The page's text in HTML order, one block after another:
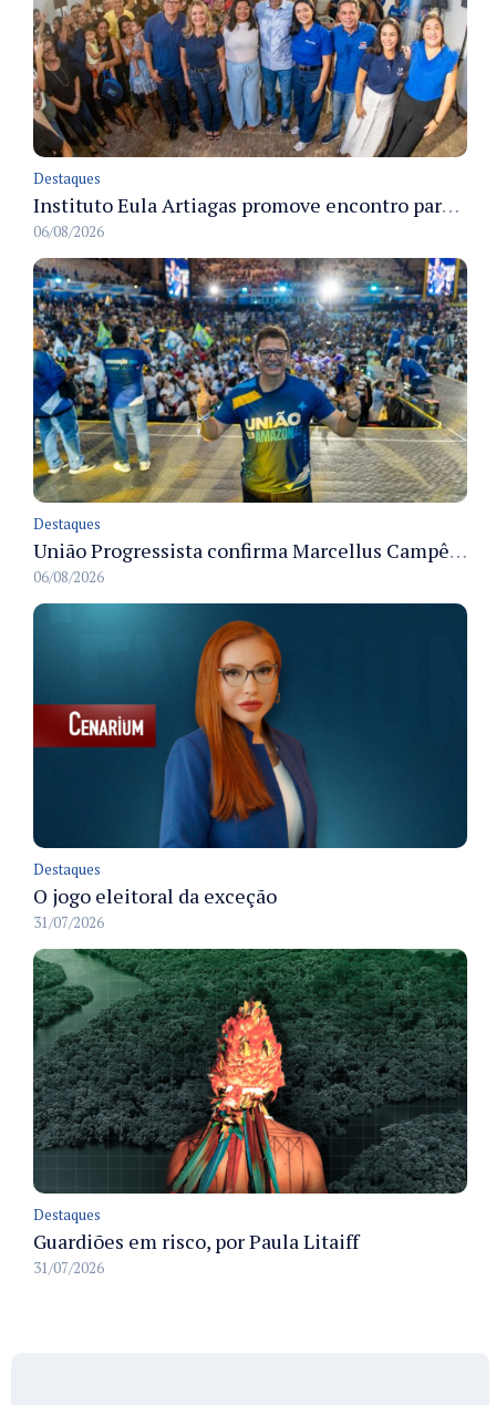
Destaques
Instituto Eula Artiagas promove encontro para discutir melhorias para o bairro Petrópolis
06/08/2026
Destaques
União Progressista confirma Marcellus Campêlo como candidato a deputado estadual
06/08/2026
Destaques
O jogo eleitoral da exceção
31/07/2026
Destaques
Guardiões em risco, por Paula Litaiff
31/07/2026